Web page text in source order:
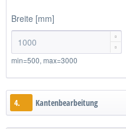
Breite [mm]


min=500, max=3000
4. Kantenbearbeitung